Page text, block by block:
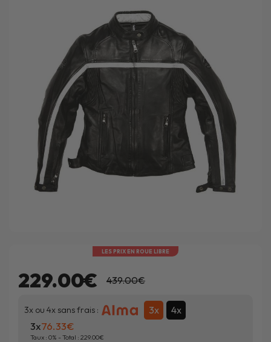
LES PRIX EN ROUE LIBRE
229.00€ 439.00€
3x ou 4x sans frais : 3x 4x
3x76.33
Taux : 0% - Total : 229.00